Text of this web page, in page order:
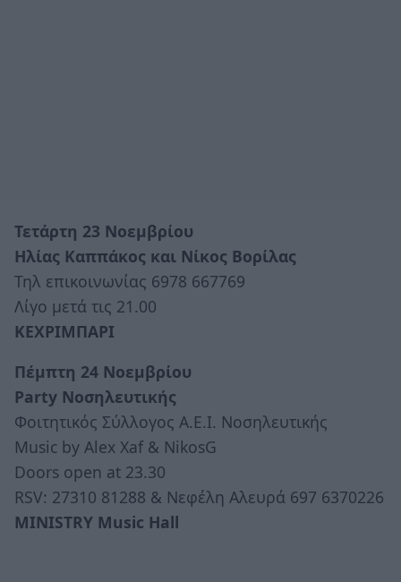
Τετάρτη 23 Νοεμβρίου
Ηλίας Καππάκος και Νίκος Βορίλας
Τηλ επικοινωνίας 6978 667769
Λίγο μετά τις 21.00
ΚΕΧΡΙΜΠΑΡΙ
Πέμπτη 24 Νοεμβρίου
Party Νοσηλευτικής
Φοιτητικός Σύλλογος Α.Ε.Ι. Νοσηλευτικής
Music by Alex Xaf & NikosG
Doors open at 23.30
RSV: 27310 81288 & Νεφέλη Αλευρά 697 6370226
MINISTRY Music Hall